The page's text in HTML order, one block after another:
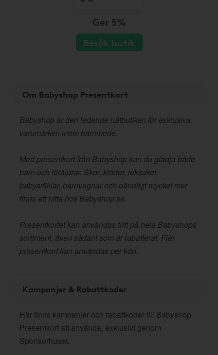
Ger 5%
Besök butik
Om Babyshop Presentkort
Babyshop är den ledande nätbutiken för exklusiva
varumärken inom barnmode.
Med presentkort från Babyshop kan du glädja både
barn och föräldrar. Skor, kläder, leksaker,
babyartiklar, barnvagnar och oändligt mycket mer
finns att hitta hos Babyshop.se.
Presentkortet kan användas fritt på hela Babyshops
sortiment, även sådant som är rabatterat. Fler
presentkort kan användas per köp.
Kampanjer & Rabattkoder
Här finns kampanjer och rabattkoder till Babyshop
Presentkort att använda, exklusivt genom
Sponsorhuset.